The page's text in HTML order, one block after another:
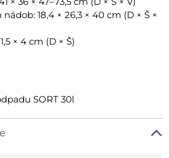
18,4 × 26,3 × 40 cm (D × Š ×
× 4 cm (D × Š)
SORT 30l